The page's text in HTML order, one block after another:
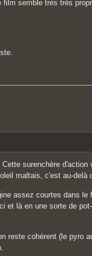
semble très très
surenchère d'action
maltais, c'est au-delà
assez courtes dans le
là en une sorte de pot-
reste cohérent (le pyro